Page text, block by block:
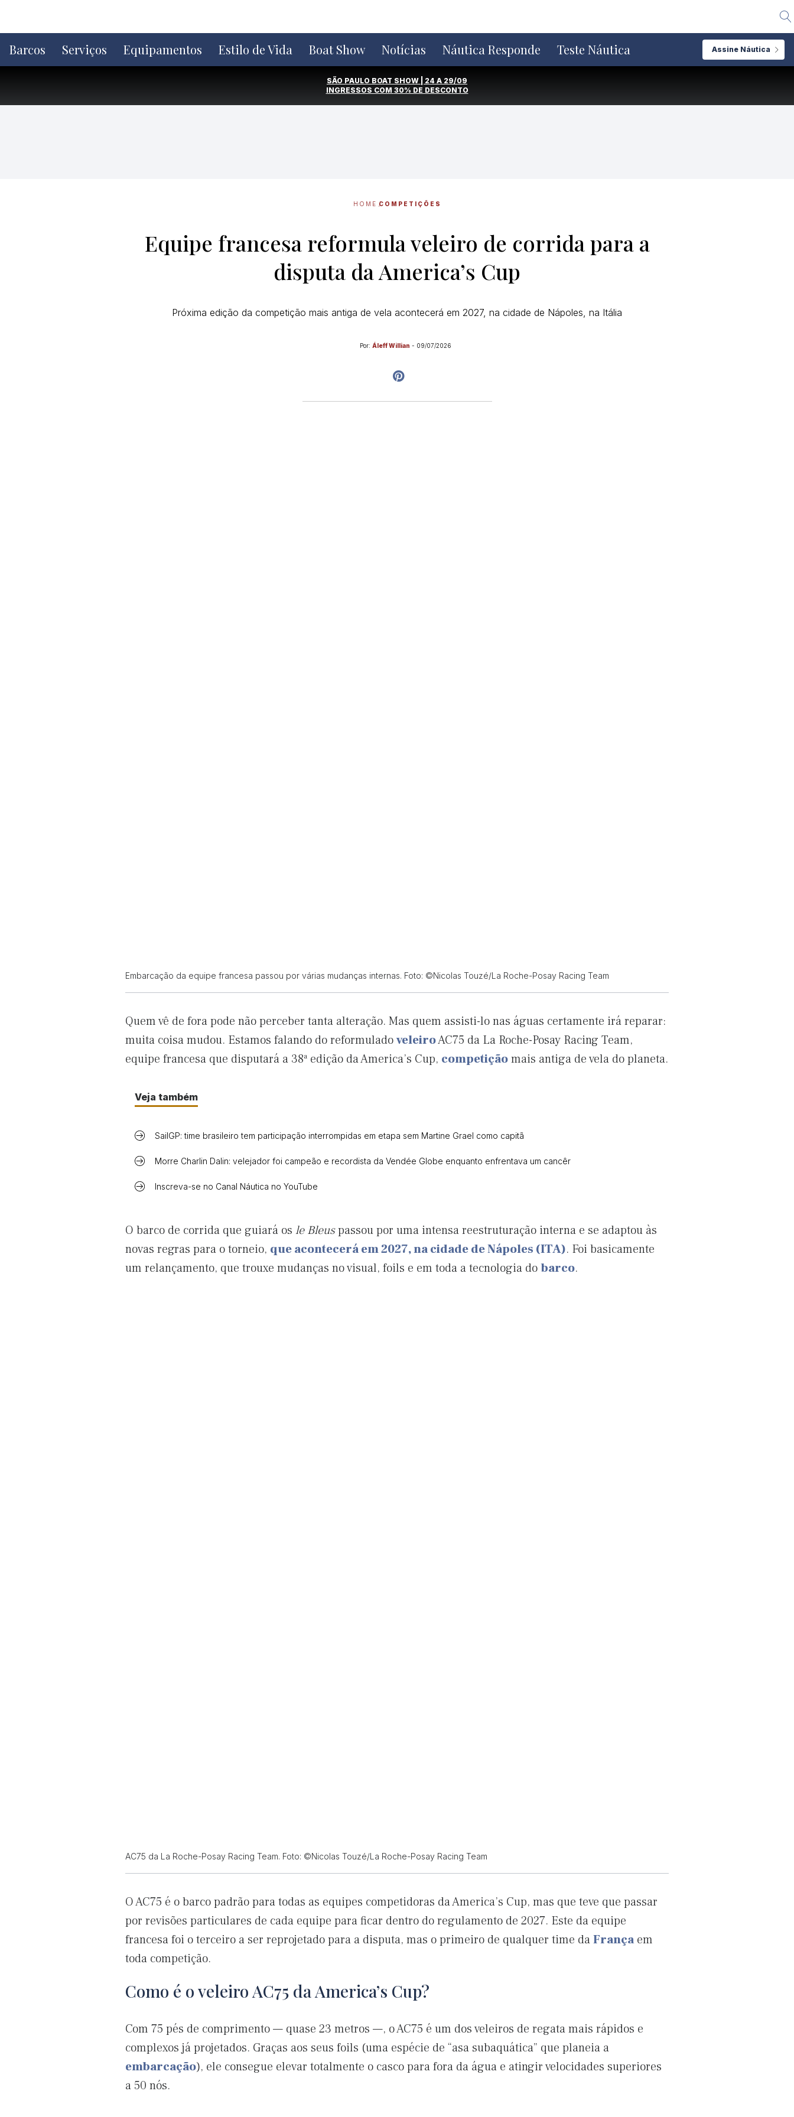
o
conteúdo
Barcos Serviços Equipamentos Estilo de Vida Boat Show Notícias Náutica Responde Teste Náutica Assine Náutica
SÃO PAULO BOAT SHOW | 24 A 29/09
INGRESSOS COM 30% DE DESCONTO
HOME COMPETIÇÕES
Equipe francesa reformula veleiro de corrida para a
disputa da America’s Cup
Próxima edição da competição mais antiga de vela acontecerá em 2027, na cidade de Nápoles, na Itália
Por: Áleff Willian - 09/07/2026
Embarcação da equipe francesa passou por várias mudanças internas. Foto: ©Nicolas Touzé/La Roche-Posay Racing Team
Quem vê de fora pode não perceber tanta alteração. Mas quem assisti-lo nas águas certamente irá reparar:
muita coisa mudou. Estamos falando do reformuladoveleiroAC75 da La Roche-Posay Racing Team,
equipe francesa que disputará a 38ª edição da America’s Cup, competiçãomais antiga de vela do planeta.
Veja também
SailGP: time brasileiro tem participação interrompidas em etapa sem Martine Grael como capitã
Morre Charlin Dalin: velejador foi campeão e recordista da Vendée Globe enquanto enfrentava um cancêr
Inscreva-se no Canal Náutica no YouTube
O barco de corrida que guiará os le Bleuspassou por uma intensa reestruturação interna e se adaptou às
novas regras para o torneio, que acontecerá em 2027, na cidade de Nápoles (ITA). Foi basicamente
um relançamento, que trouxe mudanças no visual, foils e em toda a tecnologia dobarco.
AC75 da La Roche-Posay Racing Team. Foto: ©Nicolas Touzé/La Roche-Posay Racing Team
O AC75 é o barco padrão para todas as equipes competidoras da America’s Cup, mas que teve que passar
por revisões particulares de cada equipe para ficar dentro do regulamento de 2027. Este da equipe
francesa foi o terceiro a ser reprojetado para a disputa, mas o primeiro de qualquer time daFrançaem
toda competição.
Como é o veleiro AC75 da America’s Cup?
Com 75 pés de comprimento — quase 23 metros —, o AC75 é um dos veleiros de regata mais rápidos e
complexos já projetados. Graças aos seus foils (uma espécie de “asa subaquática” que planeia a
embarcação), ele consegue elevar totalmente o casco para fora da água e atingir velocidades superiores
a 50 nós.